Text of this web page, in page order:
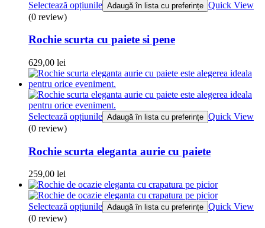
Selectează opțiunile Adaugă în lista cu preferințe Quick View
(0 review)
Rochie scurta cu paiete si pene
629,00 lei
Selectează opțiunile Adaugă în lista cu preferințe Quick View
(0 review)
Rochie scurta eleganta aurie cu paiete
259,00 lei
Selectează opțiunile Adaugă în lista cu preferințe Quick View
(0 review)